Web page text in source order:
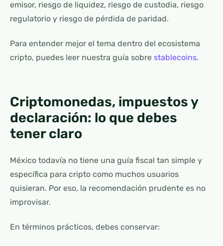
emisor, riesgo de liquidez, riesgo de custodia, riesgo
regulatorio y riesgo de pérdida de paridad.
Para entender mejor el tema dentro del ecosistema
cripto, puedes leer nuestra guía sobre stablecoins.
Criptomonedas, impuestos y
declaración: lo que debes
tener claro
México todavía no tiene una guía fiscal tan simple y
específica para cripto como muchos usuarios
quisieran. Por eso, la recomendación prudente es no
improvisar.
En términos prácticos, debes conservar: